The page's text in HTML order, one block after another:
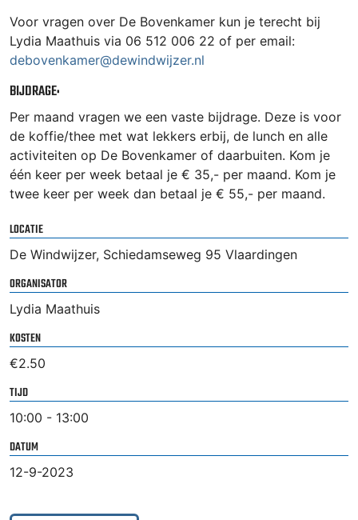
Voor vragen over De Bovenkamer kun je terecht bij
Lydia Maathuis via 06 512 006 22 of per email:
debovenkamer@dewindwijzer.nl
BIJDRAGE:
Per maand vragen we een vaste bijdrage. Deze is voor
de koffie/thee met wat lekkers erbij, de lunch en alle
activiteiten op De Bovenkamer of daarbuiten. Kom je
één keer per week betaal je € 35,- per maand. Kom je
twee keer per week dan betaal je € 55,- per maand.
LOCATIE
De Windwijzer, Schiedamseweg 95 Vlaardingen
ORGANISATOR
Lydia Maathuis
KOSTEN
€2.50
TIJD
10:00 - 13:00
DATUM
12-9-2023